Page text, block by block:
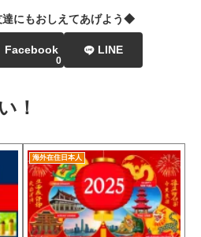
にもおしえてあげよう◆
Facebook
0
LINE
！
海外在住日本人